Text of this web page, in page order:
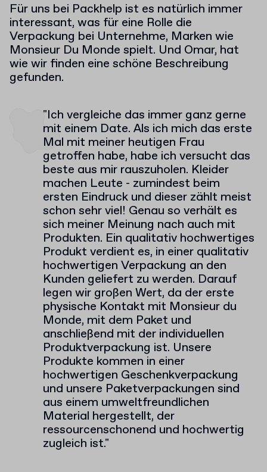
Für uns bei Packhelp ist es natürlich immer
interessant, was für eine Rolle die
Verpackung bei Unternehme, Marken wie
Monsieur Du Monde spielt. Und Omar, hat
wie wir finden eine schöne Beschreibung
gefunden.
"Ich vergleiche das immer ganz gerne
mit einem Date. Als ich mich das erste
Mal mit meiner heutigen Frau
getroffen habe, habe ich versucht das
beste aus mir rauszuholen. Kleider
machen Leute - zumindest beim
ersten Eindruck und dieser zählt meist
schon sehr viel! Genau so verhält es
sich meiner Meinung nach auch mit
Produkten. Ein qualitativ hochwertiges
Produkt verdient es, in einer qualitativ
hochwertigen Verpackung an den
Kunden geliefert zu werden. Darauf
legen wir großen Wert, da der erste
physische Kontakt mit Monsieur du
Monde, mit dem Paket und
anschließend mit der individuellen
Produktverpackung ist. Unsere
Produkte kommen in einer
hochwertigen Geschenkverpackung
und unsere Paketverpackungen sind
aus einem umweltfreundlichen
Material hergestellt, der
ressourcenschonend und hochwertig
zugleich ist."